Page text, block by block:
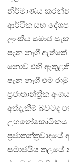
නිර්මාණය
ආර්ථික සහ
ලාංකීය සමාජ
පැන නැගී ඇත්තේ
නොව එහි
පැන නැගී එම
ප්‍රජාතාන්ත්‍රික
අත්දැකීම් බවටද
උභතෝකෝටිකය
සමාජයීය තලයේ